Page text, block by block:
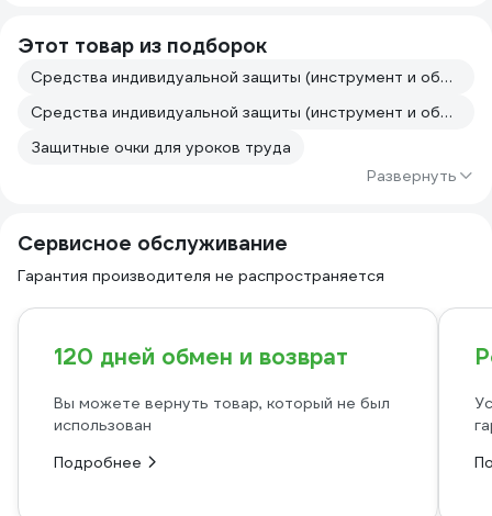
Этот товар из подборок
Средства индивидуальной защиты (инструмент и оборудование для покраски авто)
Средства индивидуальной защиты (инструмент и оборудование для кузовного ремонта)
Защитные очки для уроков труда
Развернуть
Сервисное обслуживание
Гарантия производителя не распространяется
120 дней обмен и возврат
Вы можете вернуть товар, который не был
использован
Подробнее